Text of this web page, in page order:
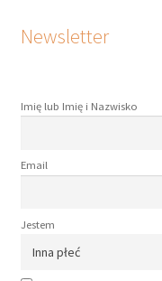
Newsletter
Imię lub Imię i Nazwisko
Email
Jestem